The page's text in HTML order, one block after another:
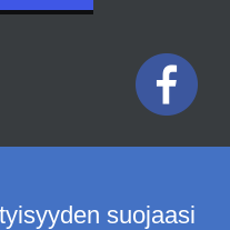
suojaasi